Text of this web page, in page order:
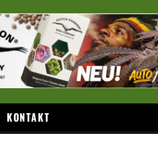
KONTAKT